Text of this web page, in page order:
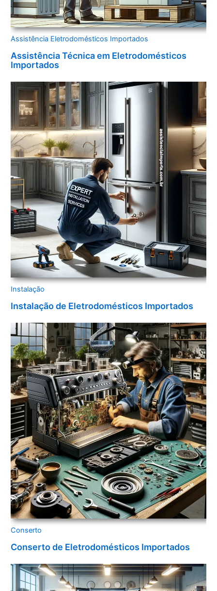
Assistência Eletrodomésticos Importados
Assistência Técnica em Eletrodomésticos
Importados
Instalação
Instalação de Eletrodomésticos Importados
Conserto
Conserto de Eletrodomésticos Importados